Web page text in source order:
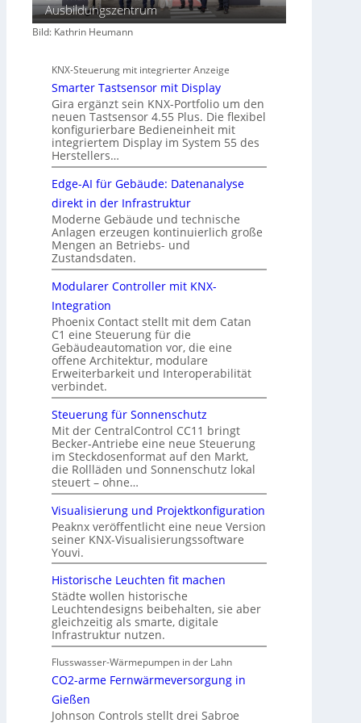
Ausbildungszentrum
Bild: Kathrin Heumann
KNX-Steuerung mit integrierter Anzeige
Smarter Tastsensor mit Display
Gira ergänzt sein KNX-Portfolio um den
neuen Tastsensor 4.55 Plus. Die flexibel
konfigurierbare Bedieneinheit mit
integriertem Display im System 55 des
Herstellers…
Edge-AI für Gebäude: Datenanalyse
direkt in der Infrastruktur
Moderne Gebäude und technische
Anlagen erzeugen kontinuierlich große
Mengen an Betriebs- und
Zustandsdaten.
Modularer Controller mit KNX-
Integration
Phoenix Contact stellt mit dem Catan
C1 eine Steuerung für die
Gebäudeautomation vor, die eine
offene Architektur, modulare
Erweiterbarkeit und Interoperabilität
verbindet.
Steuerung für Sonnenschutz
Mit der CentralControl CC11 bringt
Becker-Antriebe eine neue Steuerung
im Steckdosenformat auf den Markt,
die Rollläden und Sonnenschutz lokal
steuert – ohne…
Visualisierung und Projektkonfiguration
Peaknx veröffentlicht eine neue Version
seiner KNX-Visualisierungssoftware
Youvi.
Historische Leuchten fit machen
Städte wollen historische
Leuchtendesigns beibehalten, sie aber
gleichzeitig als smarte, digitale
Infrastruktur nutzen.
Flusswasser-Wärmepumpen in der Lahn
CO2-arme Fernwärmeversorgung in
Gießen
Johnson Controls stellt drei Sabroe